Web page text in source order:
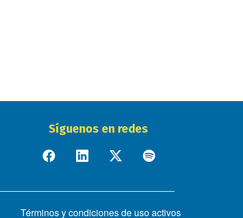
Síguenos en redes
Términos y condiciones de uso activos